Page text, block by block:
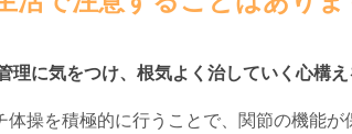
理に気をつけ、根気よく治していく心構
体操を積極的に行うことで、関節の機能